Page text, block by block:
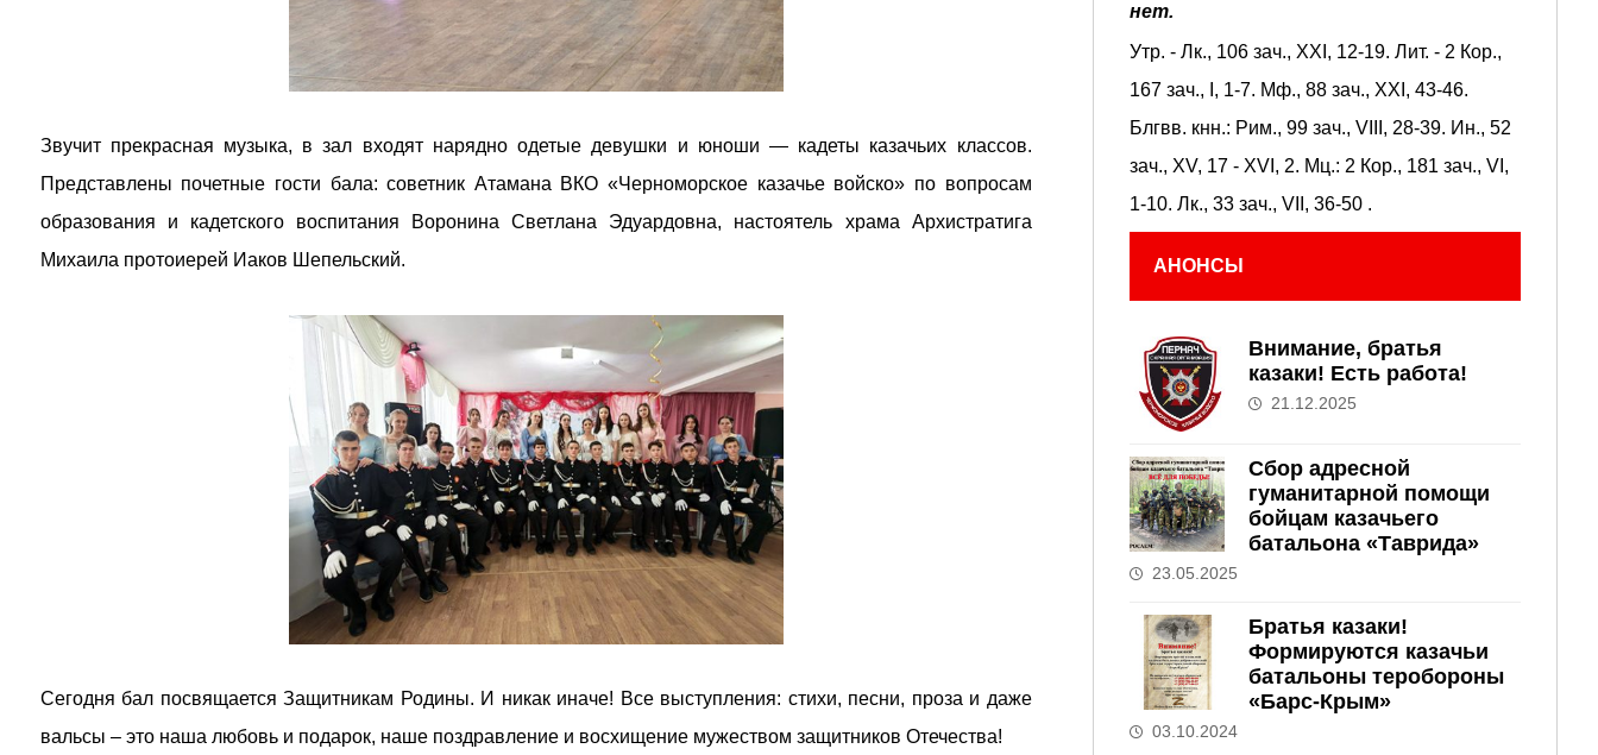
Звучит прекрасная музыка, в зал входят нарядно одетые девушки и юноши — кадеты казачьих классов.
Представлены почетные гости бала: советник Атамана ВКО «Черноморское казачье войско» по вопросам
образования и кадетского воспитания Воронина Светлана Эдуардовна, настоятель храма Архистратига
Михаила протоиерей Иаков Шепельский.
Сегодня бал посвящается Защитникам Родины. И никак иначе! Все выступления: стихи, песни, проза и даже
вальсы – это наша любовь и подарок, наше поздравление и восхищение мужеством защитников Отечества!
нет.
Утр. - Лк., 106 зач., XXI, 12-19. Лит. - 2 Кор.,
167 зач., I, 1-7. Мф., 88 зач., XXI, 43-46.
Блгвв. кнн.: Рим., 99 зач., VIII, 28-39. Ин., 52
зач., XV, 17 - XVI, 2. Мц.: 2 Кор., 181 зач., VI,
1-10. Лк., 33 зач., VII, 36-50 .
АНОНСЫ
Внимание, братья
казаки! Есть работа!
21.12.2025
Сбор адресной
гуманитарной помощи
бойцам казачьего
батальона «Таврида»
23.05.2025
Братья казаки!
Формируются казачьи
батальоны теробороны
«Барс-Крым»
03.10.2024